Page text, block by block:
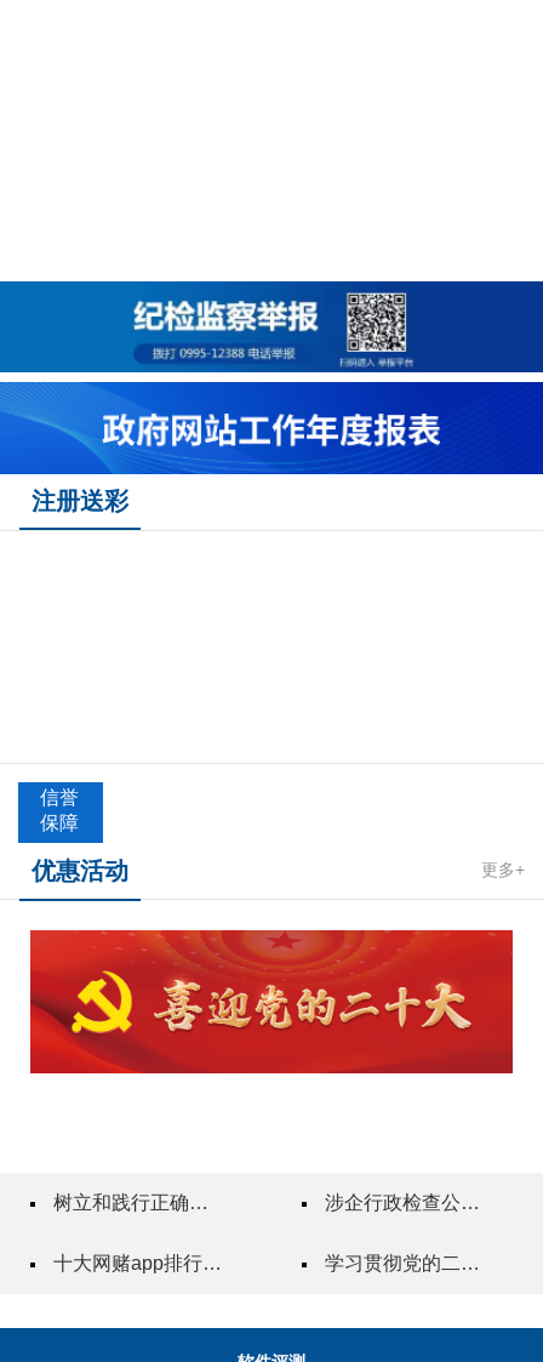
注册送彩
信誉
保障
优惠活动 更多+
树立和践行正确政绩观 涉企行政检查公示专栏
十大网赌app排行榜"一站式"质量服务指导站 学习贯彻党的二十届三中全会精神